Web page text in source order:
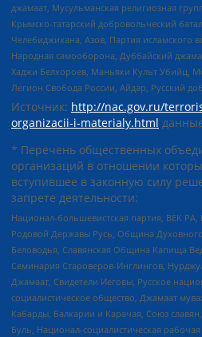
джамаат, Мусульманская религиозная
Крымско-татарский добровольческий
Челебиджихана, Азов, Партия исламского
Народная самооборона, Дуббайский
Хаджи Белхороев, Маньяки Культ Убийц,
Легион Свобода России, Айдар, Русский
Источник: http://nac.gov.ru/
organizacii-i-materialy.html
* Перечень общественных
организаций в отношении
вступившее в законную силу
запрете деятельности:
Национал-большевистская партия, ВЕК
Родовой Державы Русь, Община
Беловодья, Славянская Община Капища
Семинария Староверов-Инглингов,
Джамаат, Свидетели Иеговы, Русское
социалистическое общество, Джамаат
Кабарды, Балкарии и Карачая, Союз
Буль, Национал-социалистическая